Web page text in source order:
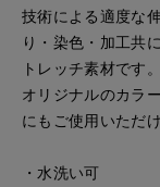
技術による適度な
り・染色・加工共
トレッチ素材です
オリジナルのカラ
にもご使用いただ
・水洗い可